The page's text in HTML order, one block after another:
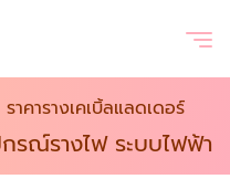
ราคารางเคเบิ้ลแลดเดอร์
รณ์รางไฟ ระบบไฟฟ้า